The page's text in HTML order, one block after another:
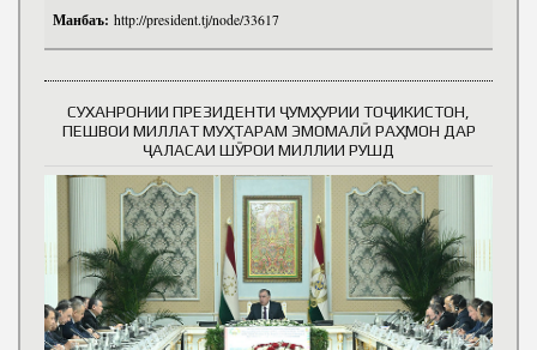
Манбаъ: http://president.tj/node/33617
СУХАНРОНИИ ПРЕЗИДЕНТИ ҶУМҲУРИИ ТОҶИКИСТОН,
ПЕШВОИ МИЛЛАТ МУҲТАРАМ ЭМОМАЛӢ РАҲМОН ДАР
ҶАЛАСАИ ШӮРОИ МИЛЛИИ РУШД